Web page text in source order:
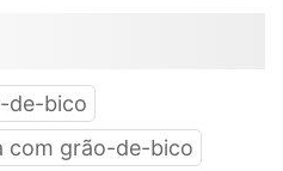
de-bico
com grão-de-bico